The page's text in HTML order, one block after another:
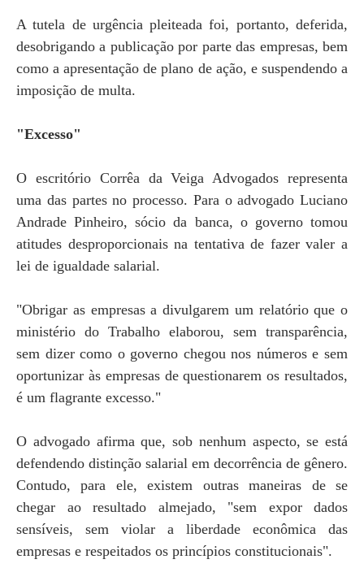
A tutela de urgência pleiteada foi, portanto, deferida,
desobrigando a publicação por parte das empresas, bem
como a apresentação de plano de ação, e suspendendo a
imposição de multa.
"Excesso"
O escritório Corrêa da Veiga Advogados representa
uma das partes no processo. Para o advogado Luciano
Andrade Pinheiro, sócio da banca, o governo tomou
atitudes desproporcionais na tentativa de fazer valer a
lei de igualdade salarial.
"Obrigar as empresas a divulgarem um relatório que o
ministério do Trabalho elaborou, sem transparência,
sem dizer como o governo chegou nos números e sem
oportunizar às empresas de questionarem os resultados,
é um flagrante excesso."
O advogado afirma que, sob nenhum aspecto, se está
defendendo distinção salarial em decorrência de gênero.
Contudo, para ele, existem outras maneiras de se
chegar ao resultado almejado, "sem expor dados
sensíveis, sem violar a liberdade econômica das
empresas e respeitados os princípios constitucionais".